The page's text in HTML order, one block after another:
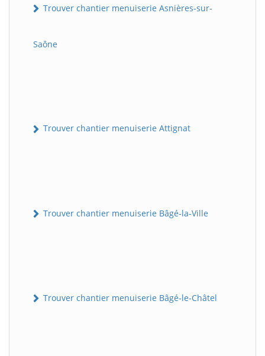
Trouver chantier menuiserie Asnières-sur-
Saône
Trouver chantier menuiserie Attignat
Trouver chantier menuiserie Bâgé-la-Ville
Trouver chantier menuiserie Bâgé-le-Châtel